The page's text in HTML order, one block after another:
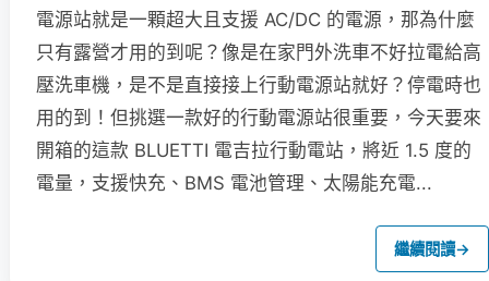
電源站就是一顆超大且支援 AC/DC 的電源，那為什麼
只有露營才用的到呢？像是在家門外洗車不好拉電給高
壓洗車機，是不是直接接上行動電源站就好？停電時也
用的到！但挑選一款好的行動電源站很重要，今天要來
開箱的這款 BLUETTI 電吉拉行動電站，將近 1.5 度的
電量，支援快充、BMS 電池管理、太陽能充電...
繼續閱讀→